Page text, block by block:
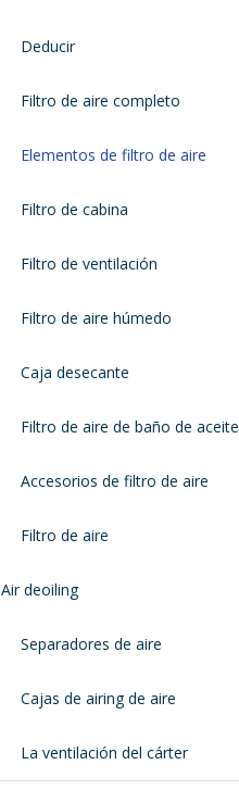
Deducir
Filtro de aire completo
Elementos de filtro de aire
Filtro de cabina
Filtro de ventilación
Filtro de aire húmedo
Caja desecante
Filtro de aire de baño de aceite
Accesorios de filtro de aire
Filtro de aire
Air deoiling
Separadores de aire
Cajas de airing de aire
La ventilación del cárter